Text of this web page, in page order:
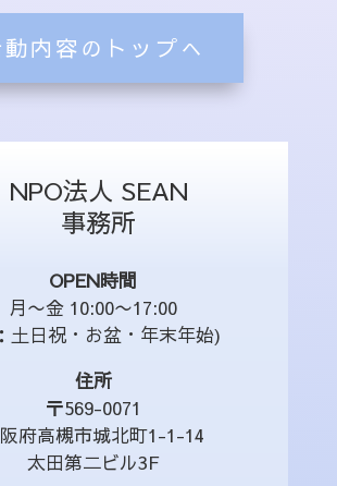
動内容のトップへ
NPO法人 SEAN
事務所
OPEN時間
月〜金 10:00〜17:00
土日祝・お盆・年末年始)
住所
〒569-0071
府高槻市城北町1-1-14
太田第二ビル3F